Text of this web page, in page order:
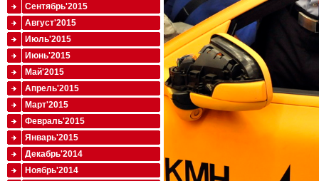
Сентябрь'2015
Август'2015
Июль'2015
Июнь'2015
Май'2015
Апрель'2015
Март'2015
Февраль'2015
Январь'2015
Декабрь'2014
Ноябрь'2014